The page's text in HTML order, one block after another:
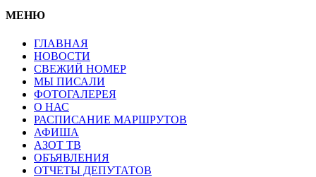
МЕНЮ
ГЛАВНАЯ
НОВОСТИ
СВЕЖИЙ НОМЕР
МЫ ПИСАЛИ
ФОТОГАЛЕРЕЯ
О НАС
РАСПИСАНИЕ МАРШРУТОВ
АФИША
АЗОТ ТВ
ОБЪЯВЛЕНИЯ
ОТЧЕТЫ ДЕПУТАТОВ